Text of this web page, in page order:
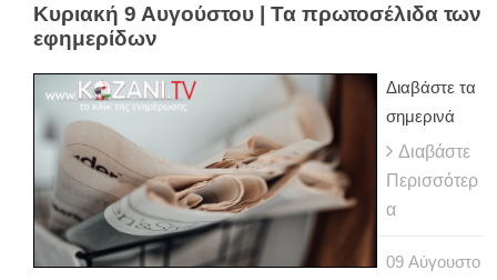
Κυριακή 9 Αυγούστου | Τα πρωτοσέλιδα των
εφημερίδων
Διαβάστε τα
σημερινά
Διαβάστε
Περισσότερ
α
09 Αύγουστο